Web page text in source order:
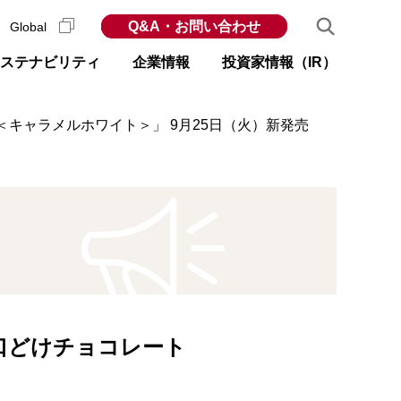
テナビリティ 企業情報 投資家情報（IR）
Global Q&A・お問い合わせ
ャラメルホワイト＞」 9月25日（火）新発売
けチョコレート